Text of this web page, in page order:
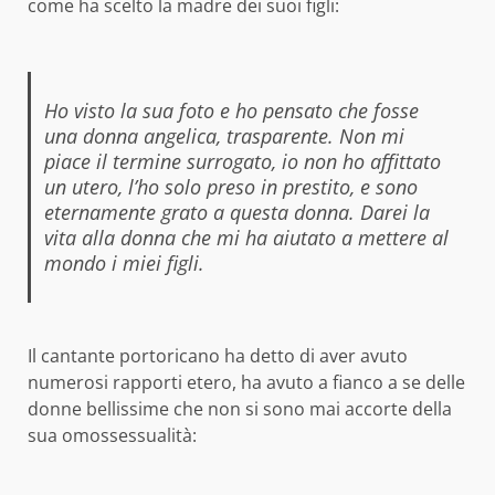
come ha scelto la madre dei suoi figli:
Ho visto la sua foto e ho pensato che fosse
una donna angelica, trasparente. Non mi
piace il termine surrogato, io non ho affittato
un utero, l’ho solo preso in prestito, e sono
eternamente grato a questa donna. Darei la
vita alla donna che mi ha aiutato a mettere al
mondo i miei figli.
Il cantante portoricano ha detto di aver avuto
numerosi rapporti etero, ha avuto a fianco a se delle
donne bellissime che non si sono mai accorte della
sua omossessualità: